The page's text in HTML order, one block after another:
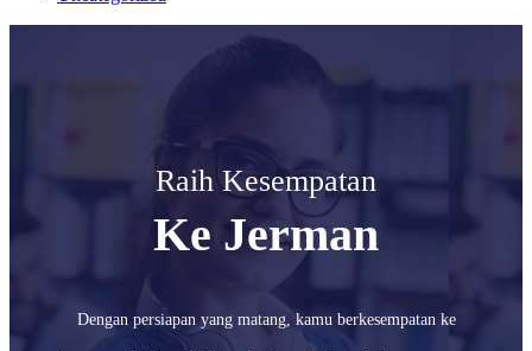
Raih Kesempatan
Ke Jerman
Dengan persiapan yang matang, kamu berkesempatan ke